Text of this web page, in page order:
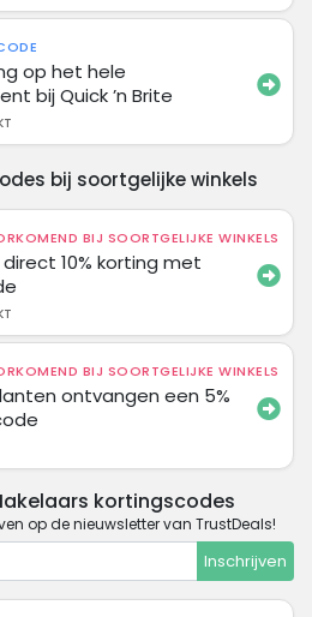
op het hele
bij Quick ’n Brite
bij soortgelijke winkels
BIJ SOORTGELIJKE WINKELS
10% korting met
BIJ SOORTGELIJKE WINKELS
ontvangen een 5%
kortingscodes
op de nieuwsletter van TrustDeals!
Inschrijven